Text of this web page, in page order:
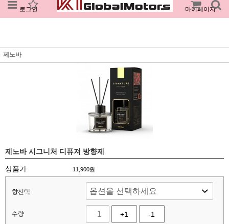
로그인 회원가입 주문조회 마이페이지
제노바
제노바 시그니처 디퓨져 방향제
상품가 11,900원
향선택
수량 +1 -1